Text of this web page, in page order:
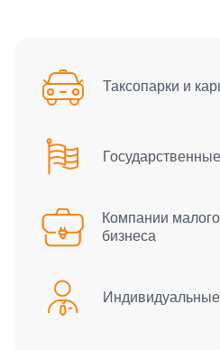
Таксопарки и
Компании
бизнеса